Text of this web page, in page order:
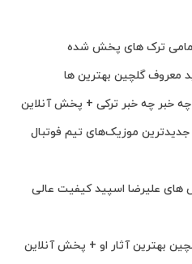
تمامی ترک های پخش شده
معروف گلچین بهترین ها
خبر چه خبر ترکی + پخش آنلاین
موزیک‌های تیم فوتبال
های علیرضا اسپید کیفیت عالی
بهترین آثار او + پخش آنلاین